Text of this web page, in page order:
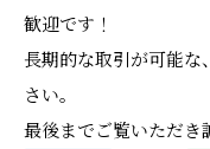
歓迎です！
長期的な取引が可能な
さい。
最後までご覧いただき